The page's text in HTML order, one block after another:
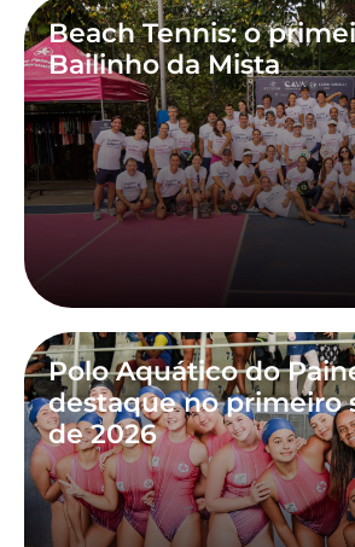
Beach Tennis: o
Bailinho da Mista
Polo Aquático do
destaque no primeiro
de 2026